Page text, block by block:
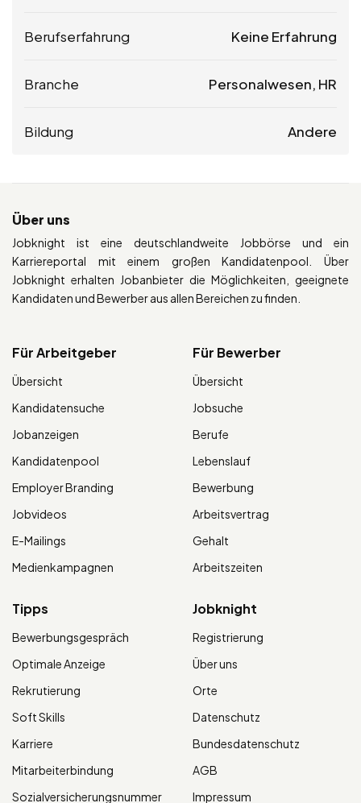
Berufserfahrung Keine Erfahrung
Branche Personalwesen, HR
Bildung Andere
Über uns
Jobknight ist eine deutschlandweite Jobbörse und ein
Karriereportal mit einem großen Kandidatenpool. Über
Jobknight erhalten Jobanbieter die Möglichkeiten, geeignete
Kandidaten und Bewerber aus allen Bereichen zu finden.
Für Arbeitgeber
Übersicht
Kandidatensuche
Jobanzeigen
Kandidatenpool
Employer Branding
Jobvideos
E-Mailings
Medienkampagnen
Für Bewerber
Übersicht
Jobsuche
Berufe
Lebenslauf
Bewerbung
Arbeitsvertrag
Gehalt
Arbeitszeiten
Tipps
Bewerbungsgespräch
Optimale Anzeige
Rekrutierung
Soft Skills
Karriere
Mitarbeiterbindung
Sozialversicherungsnummer
Jobknight
Registrierung
Über uns
Orte
Datenschutz
Bundesdatenschutz
AGB
Impressum